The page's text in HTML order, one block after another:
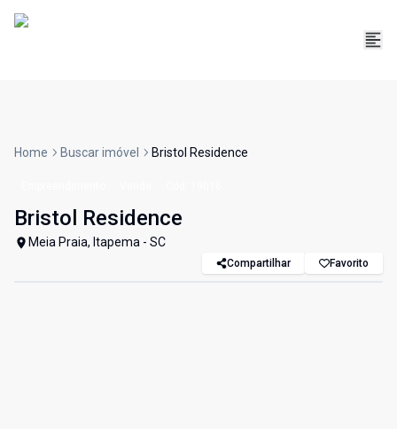
Home Buscar imóvel Bristol Residence
Bristol Residence
Meia Praia, Itapema - SC
Compartilhar Favorito